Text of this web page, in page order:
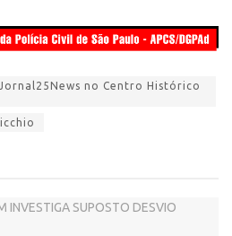
no Centro Histórico